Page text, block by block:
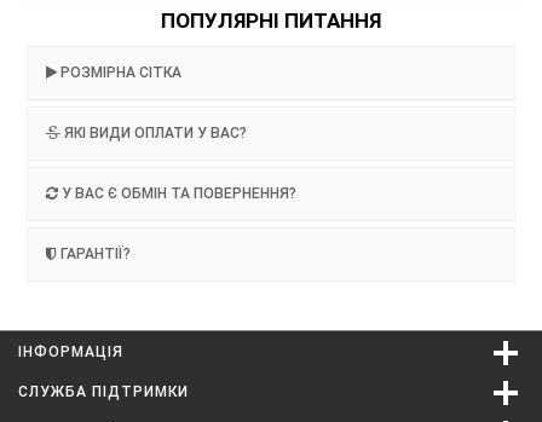
ПОПУЛЯРНІ ПИТАННЯ
РОЗМІРНА СІТКА
ЯКІ ВИДИ ОПЛАТИ У ВАС?
У ВАС Є ОБМІН ТА ПОВЕРНЕННЯ?
ГАРАНТІЇ?
ІНФОРМАЦІЯ
СЛУЖБА ПІДТРИМКИ